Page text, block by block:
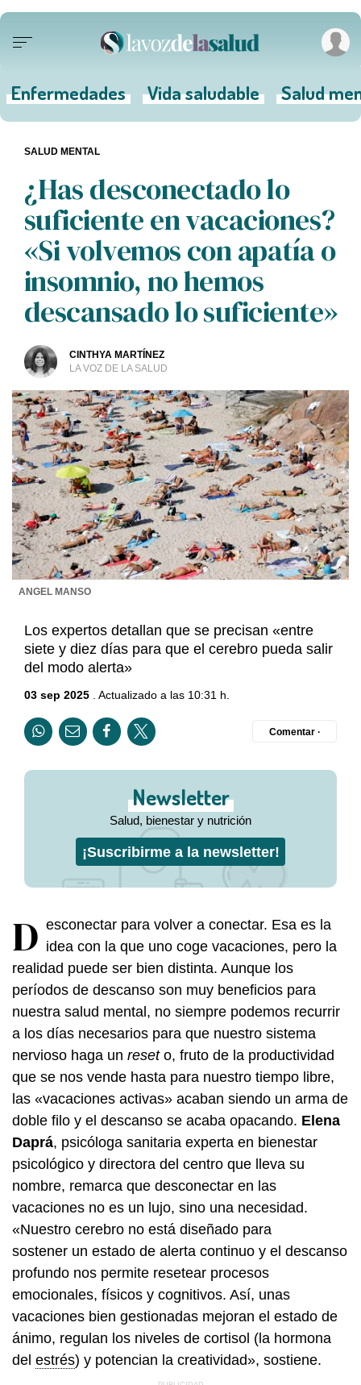
Enfermedades Vida saludable Salud
¿Has desconectado lo
suficiente en vacaciones?
«Si volvemos con apatía o
insomnio, no hemos
descansado lo suficiente»
CINTHYA MARTÍNEZ
LA VOZ DE LA SALUD
SALUD MENTAL
ANGEL MANSO
Los expertos detallan que se precisan «entre
siete y diez días para que el cerebro pueda salir
del modo alerta»
03 sep 2025 . Actualizado a las 10:31 h.
Comentar ·
Newsletter
Salud, bienestar y nutrición
¡Suscribirme a la newsletter!
D esconectar para volver a conectar. Esa es la
idea con la que uno coge vacaciones, pero la
realidad puede ser bien distinta. Aunque los
períodos de descanso son muy beneficios para
nuestra salud mental, no siempre podemos recurrir
a los días necesarios para que nuestro sistema
nervioso haga un reseto, fruto de la productividad
que se nos vende hasta para nuestro tiempo libre,
las «vacaciones activas» acaban siendo un arma de
doble filo y el descanso se acaba opacando. Elena
Daprá, psicóloga sanitaria experta en bienestar
psicológico y directora del centro que lleva su
nombre, remarca que desconectar en las
vacaciones no es un lujo, sino una necesidad.
«Nuestro cerebro no está diseñado para
sostener un estado de alerta continuo y el descanso
profundo nos permite resetear procesos
emocionales, físicos y cognitivos. Así, unas
vacaciones bien gestionadas mejoran el estado de
ánimo, regulan los niveles de cortisol (la hormona
del estrés) y potencian la creatividad», sostiene.